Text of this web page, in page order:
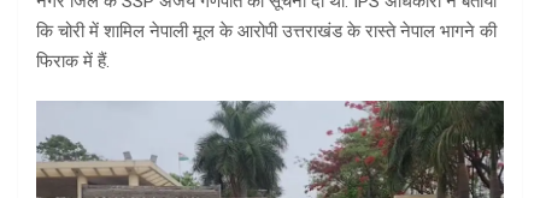
कि चोरी में शामिल नेपाली मूल के आरोपी उत्तराखंड के रास्ते नेपाल भागने की
फिराक में हैं.